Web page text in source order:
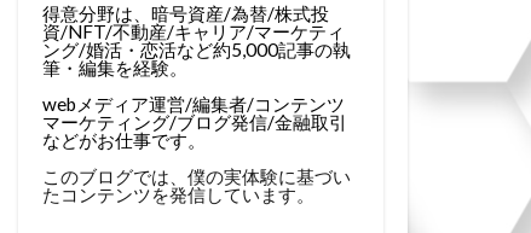
得意分野は、暗号資産/為替/株式投
資/NFT/不動産/キャリア/マーケティ
ング/婚活・恋活など約5,000記事の執
筆・編集を経験。
webメディア運営/編集者/コンテンツ
マーケティング/ブログ発信/金融取引
などがお仕事です。
このブログでは、僕の実体験に基づい
たコンテンツを発信しています。